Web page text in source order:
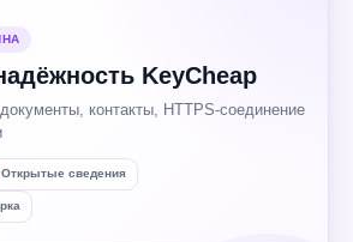
KeyCheap
контакты, HTTPS-соединение
Открытые сведения